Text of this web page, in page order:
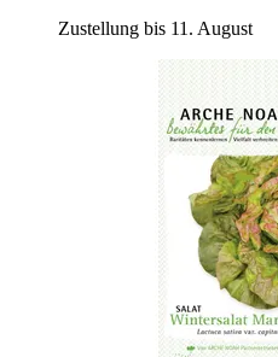
Zustellung bis 11. August